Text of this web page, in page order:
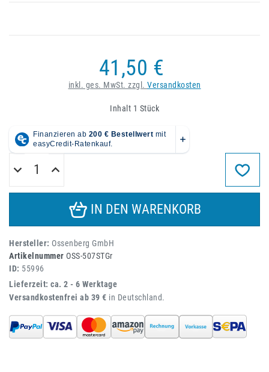
41,50 €
inkl. ges. MwSt. zzgl. Versandkosten
Inhalt 1 Stück
IN DEN WARENKORB
Hersteller: Ossenberg GmbH
Artikelnummer OSS-507STGr
ID: 55996
Lieferzeit: ca. 2 - 6 Werktage
Versandkostenfrei ab 39 € in Deutschland.